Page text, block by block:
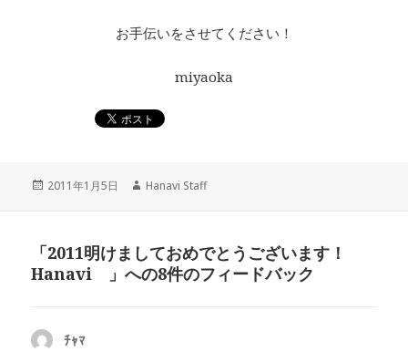
お手伝いをさせてください！
miyaoka
投
2011年1月5日
作
Hanavi Staff
「2011明けましておめでとうございます！
Hanavi 」への8件のフィードバック
ﾁｬﾏ